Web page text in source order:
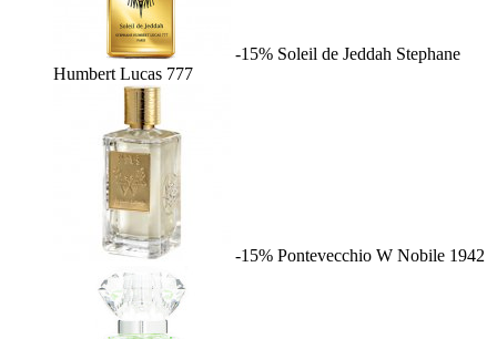
-15% Soleil de Jeddah Stephane
Humbert Lucas 777
-15% Pontevecchio W Nobile 1942